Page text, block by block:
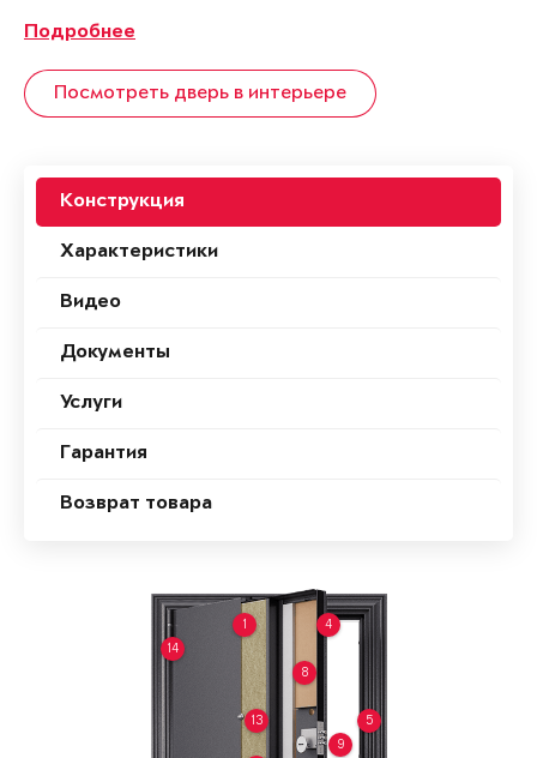
Подробнее
Посмотреть дверь в интерьере
Конструкция
Характеристики
Видео
Документы
Услуги
Гарантия
Возврат товара
1 4
5
8
9
13
14